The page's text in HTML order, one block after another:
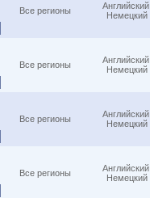
Все регионы
Английский,
Немецкий
Все регионы
Английский,
Немецкий
Все регионы
Английский,
Немецкий
Все регионы
Английский,
Немецкий